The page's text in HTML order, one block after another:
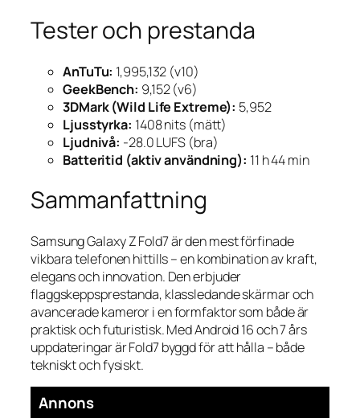
Tester och prestanda
AnTuTu: 1,995,132 (v10)
GeekBench: 9,152 (v6)
3DMark (Wild Life Extreme): 5,952
Ljusstyrka: 1408 nits (mätt)
Ljudnivå: -28.0 LUFS (bra)
Batteritid (aktiv användning): 11 h 44 min
Sammanfattning
Samsung Galaxy Z Fold7 är den mest förfinade
vikbara telefonen hittills – en kombination av kraft,
elegans och innovation. Den erbjuder
flaggskeppsprestanda, klassledande skärmar och
avancerade kameror i en formfaktor som både är
praktisk och futuristisk. Med Android 16 och 7 års
uppdateringar är Fold7 byggd för att hålla – både
tekniskt och fysiskt.
Annons